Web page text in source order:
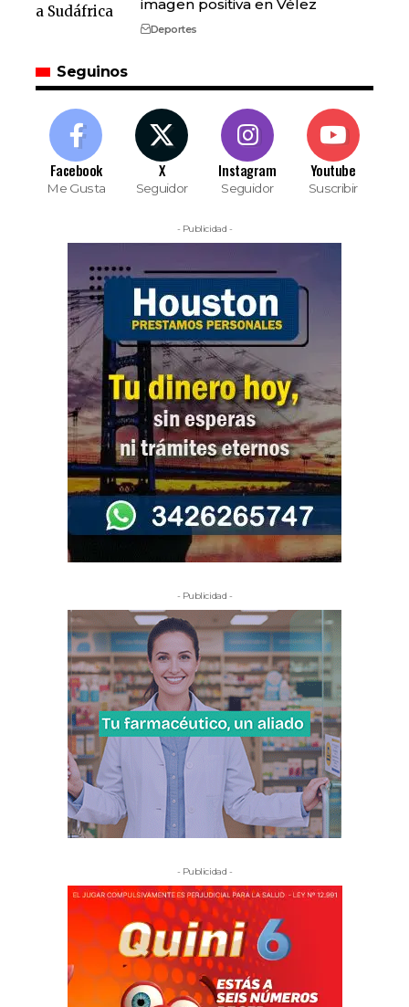
imagen positiva en Vélez
Deportes
Seguinos
Facebook
Me Gusta
X
Seguidor
Instagram
Seguidor
Youtube
Suscribir
- Publicidad -
- Publicidad -
- Publicidad -